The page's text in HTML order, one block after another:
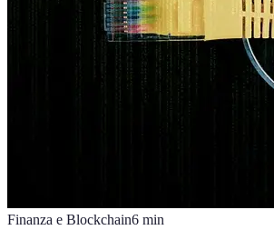
Finanza e Blockchain6 min